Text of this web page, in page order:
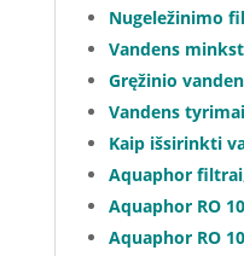
Nugeležinimo
Vandens
Gręžinio
Vandens tyrimai
Kaip išsirinkti
Aquaphor filtrai
Aquaphor RO
Aquaphor RO